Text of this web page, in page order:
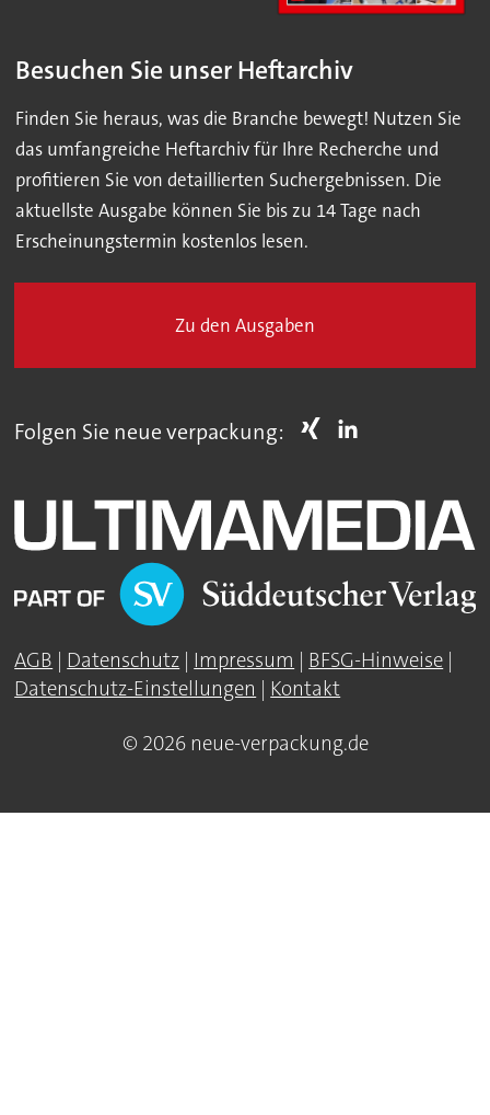
Besuchen Sie unser Heftarchiv
Finden Sie heraus, was die Branche bewegt! Nutzen Sie
das umfangreiche Heftarchiv für Ihre Recherche und
profitieren Sie von detaillierten Suchergebnissen. Die
aktuellste Ausgabe können Sie bis zu 14 Tage nach
Erscheinungstermin kostenlos lesen.
Zu den Ausgaben
Folgen Sie neue verpackung:
AGB | Datenschutz | Impressum | BFSG-Hinweise |
Datenschutz-Einstellungen | Kontakt
© 2026 neue-verpackung.de